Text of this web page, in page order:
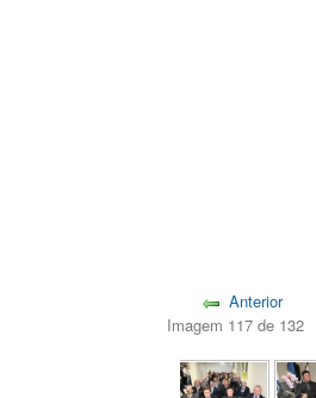
Anterior
Imagem 117 de 132